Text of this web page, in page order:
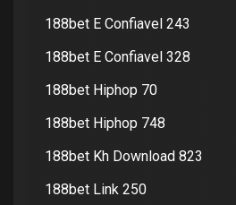
188bet E Confiavel 243
188bet E Confiavel 328
188bet Hiphop 70
188bet Hiphop 748
188bet Kh Download 823
188bet Link 250